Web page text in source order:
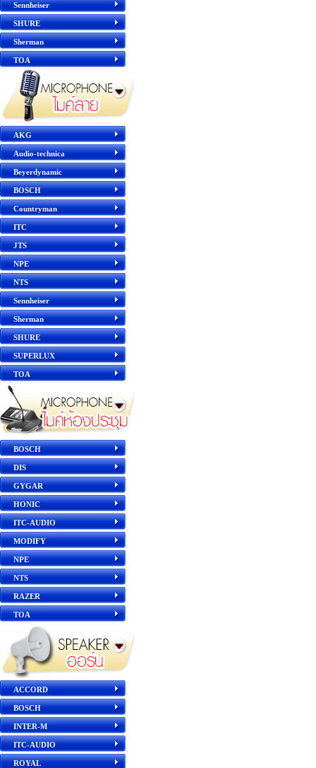
Sennheiser
SHURE
Sherman
TOA
AKG
Audio-technica
Beyerdynamic
BOSCH
Countryman
ITC
JTS
NPE
NTS
Sennheiser
Sherman
SHURE
SUPERLUX
TOA
BOSCH
DIS
GYGAR
HONIC
ITC-AUDIO
MODIFY
NPE
NTS
RAZER
TOA
ACCORD
BOSCH
INTER-M
ITC-AUDIO
ROYAL